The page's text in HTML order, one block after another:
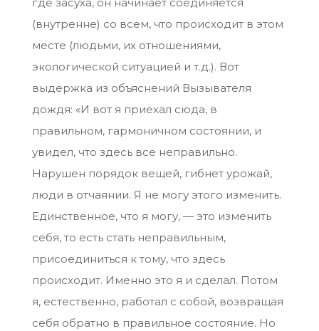
(внутренне) со всем, что происходит в этом
месте (людьми, их отношениями,
экологической ситуацией и т.д.). Вот
выдержка из объяснений Вызывателя
дождя: «И вот я приехал сюда, в
правильном, гармоничном состоянии, и
увидел, что здесь все неправильно.
Нарушен порядок вещей, гибнет урожай,
люди в отчаянии. Я не могу этого изменить.
Единственное, что я могу, — это изменить
себя, то есть стать неправильным,
присоединиться к тому, что здесь
происходит. Именно это я и сделал. Потом
я, естественно, работал с собой, возвращая
себя обратно в правильное состояние. Но